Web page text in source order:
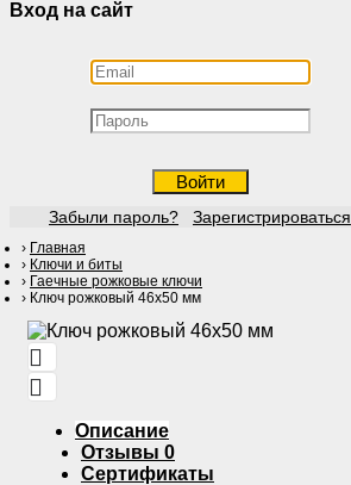
Вход на сайт
Войти
Забыли пароль? Зарегистрироваться
Главная
Ключи и биты
Гаечные рожковые ключи
Ключ рожковый 46х50 мм
Описание
Отзывы 0
Сертификаты